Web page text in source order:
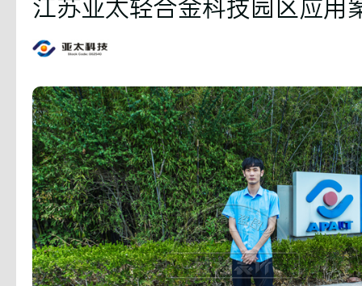
江苏亚太轻合金科技园区应用